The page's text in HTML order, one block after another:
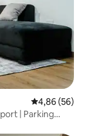
Évaluation
4,86 (56)
| Parking